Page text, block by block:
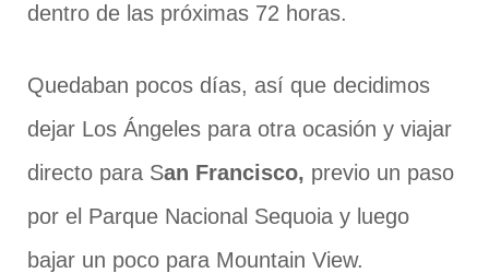
dentro de las próximas 72 horas.
Quedaban pocos días, así que decidimos
dejar Los Ángeles para otra ocasión y viajar
directo para San Francisco, previo un paso
por el Parque Nacional Sequoia y luego
bajar un poco para Mountain View.